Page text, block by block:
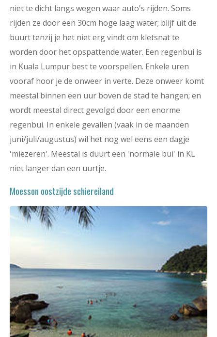
niet te dicht langs wegen waar auto's rijden. Soms
rijden ze door een 30cm hoge laag water; blijf uit de
buurt tenzij je het niet erg vindt om kletsnat te
worden door het opspattende water. Een regenbui is
in Kuala Lumpur best te voorspellen. Enkele uren
vooraf hoor je de onweer in verte. Deze onweer komt
meestal binnen een uur boven de stad te hangen; en
wordt meestal direct gevolgd door een enorme
regenbui. In enkele gevallen (vaak in de maanden
juni/juli/augustus) wil het nog wel eens een dagje
'miezeren'. Meestal is duurt een 'normale bui' in KL
niet langer dan een uurtje.
Moesson oostzijde schiereiland